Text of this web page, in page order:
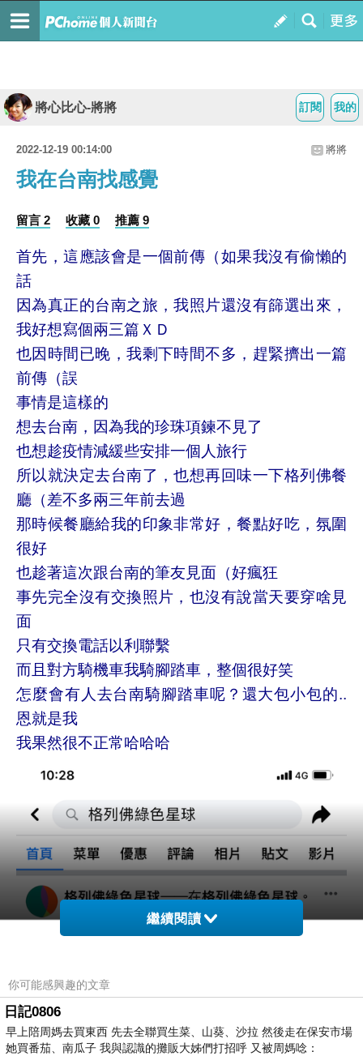
我的
訂閱
將心比心-將將
2022-12-19 00:14:00 將將
我在台南找感覺
留言 2 收藏 0 推薦 9
首先，這應該會是一個前傳（如果我沒有偷懶的
話
因為真正的台南之旅，我照片還沒有篩選出來，
我好想寫個兩三篇ＸＤ
也因時間已晚，我剩下時間不多，趕緊擠出一篇
前傳（誤
事情是這樣的
想去台南，因為我的珍珠項鍊不見了
也想趁疫情減緩些安排一個人旅行
所以就決定去台南了，也想再回味一下格列佛餐
廳（差不多兩三年前去過
那時候餐廳給我的印象非常好，餐點好吃，氛圍
很好
也趁著這次跟台南的筆友見面（好瘋狂
事先完全沒有交換照片，也沒有說當天要穿啥見
面
只有交換電話以利聯繫
而且對方騎機車我騎腳踏車，整個很好笑
怎麼會有人去台南騎腳踏車呢？還大包小包的..
恩就是我
我果然很不正常哈哈哈
繼續閱讀
你可能感興趣的文章
日記0806
早上陪周媽去買東西 先去全聯買生菜、山葵、沙拉 然後走在保安市場
她買番茄、南瓜子 我與認識的攤販大姊們打招呼 又被周媽唸：